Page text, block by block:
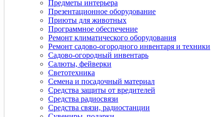
Предметы интерьера
Презентационное оборудование
Приюты для животных
Программное обеспечение
Ремонт климатического оборудования
Ремонт садово-огородного инвентаря и техники
Садово-огородный инвентарь
Салюты, фейверки
Светотехника
Семена и посадочный материал
Средства защиты от вредителей
Средства радиосвязи
Средства связи, радиостанции